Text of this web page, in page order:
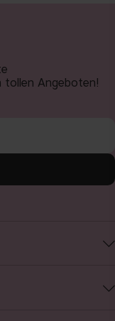
tollen Angeboten!